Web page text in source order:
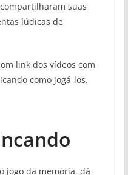
suas
lúdicas de
link dos vídeos com
como jogá-los.
jogo da memória, dá